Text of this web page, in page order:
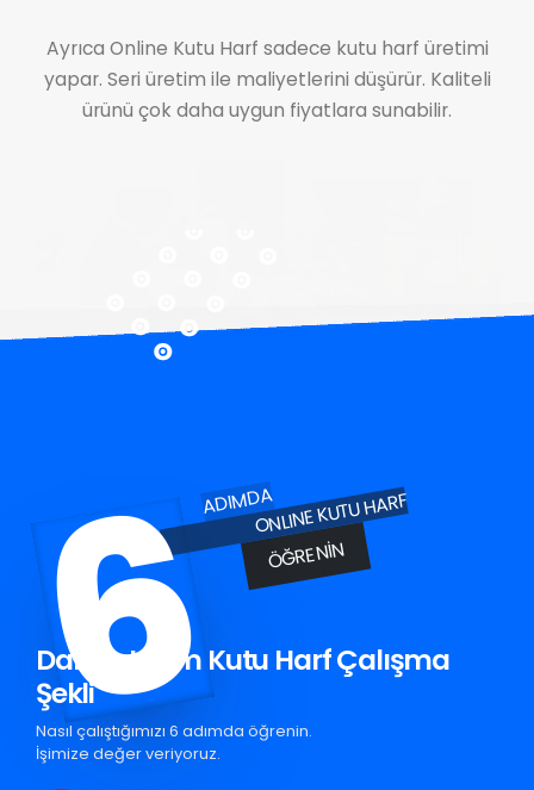
Ayrıca Online Kutu Harf sadece kutu harf üretimi
yapar. Seri üretim ile maliyetlerini düşürür. Kaliteli
ürünü çok daha uygun fiyatlara sunabilir.
6ADIMDAONLINE KUTU HARF
ÖĞRENIN
Darıca Krom Kutu Harf Çalışma
Şekli
Nasıl çalıştığımızı 6 adımda öğrenin.
İşimize değer veriyoruz.